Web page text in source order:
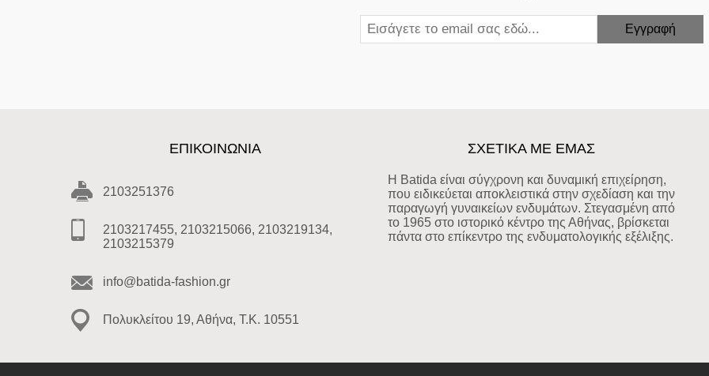
ΕΠΙΚΟΙΝΩΝΊΑ
2103251376
2103217455, 2103215066, 2103219134,
2103215379
info@batida-fashion.gr
Πολυκλείτου 19, Αθήνα, T.K. 10551
ΣΧΕΤΙΚΑ ΜΕ ΕΜΑΣ
Η Batida είναι σύγχρονη και δυναμική επιχείρηση,
που ειδικεύεται αποκλειστικά στην σχεδίαση και την
παραγωγή γυναικείων ενδυμάτων. Στεγασμένη από
το 1965 στο ιστορικό κέντρο της Αθήνας, βρίσκεται
πάντα στο επίκεντρο της ενδυματολογικής εξέλιξης.